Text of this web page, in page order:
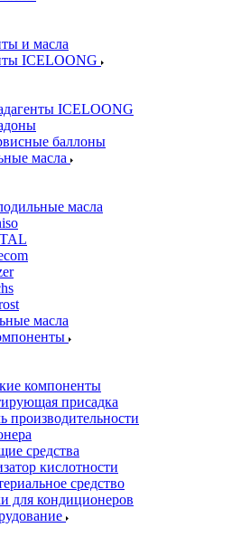
и масла
ICELOONG
ICELOONG
баллоны
масла
масла
масла
компоненты
присадка
производительности
средства
кислотности
средство
для кондиционеров